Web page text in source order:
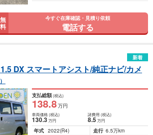
無
料
今すぐ在庫確認・見積り依頼
電話する
新着
DX スマートアシスト/純正ナビ/カメ
支払総額(税込)
138.8万円
車両価格(税込)
130.3万円
諸費用 (税込)
8.5 万円
年式 2022(R4) 走行 6.5万km